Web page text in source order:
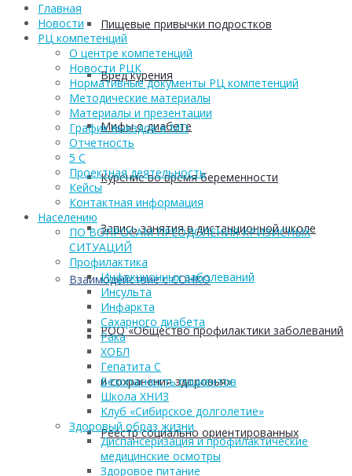
Пищевые привычки подростков
Вред курения
Мифы о диабете
Курение во время беременности
Запись занятия в дистанционной школе
Взаимодействие с СОНКО
РОО «Общество профилактики заболеваний
и сохранения здоровья»
Реестр социально ориентированных
Главная
Новости
РЦ компетенций
О центре компетенций
Новости РЦК
Нормативные документы РЦ компетенций
Методические материалы
Материалы и презентации
График выездов в МО
Отчетность
5 С
Проектная деятельность
Кейсы
Контактная информация
Населению
ПО ВОПРОСАМ ПРЕОДОЛЕНИЯ КРИЗИСНЫХ
СИТУАЦИЙ
Профилактика
Инфекционных заболеваний
Инсульта
Инфаркта
Сахарного диабета
Рака
ХОБЛ
Гепатита С
Безопасность пациентов
Школа ХНИЗ
Клуб «Сибирское долголетие»
Здоровый образ жизни
Диспансеризация и профилактические
медицинские осмотры
Здоровое питание